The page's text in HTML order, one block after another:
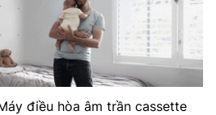
điều hòa âm trần cassette